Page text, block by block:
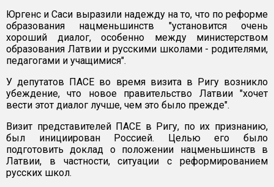
Юргенс и Саси выразили надежду на то, что по реформе
образования нацменьшинств "установится очень
хороший диалог, особенно между министерством
образования Латвии и русскими школами - родителями,
педагогами и учащимися".
У депутатов ПАСЕ во время визита в Ригу возникло
убеждение, что новое правительство Латвии "хочет
вести этот диалог лучше, чем это было прежде".
Визит представителей ПАСЕ в Ригу, по их признанию,
был инициирован Россией. Целью его было
подготовить доклад о положении нацменьшинств в
Латвии, в частности, ситуации с реформированием
русских школ.